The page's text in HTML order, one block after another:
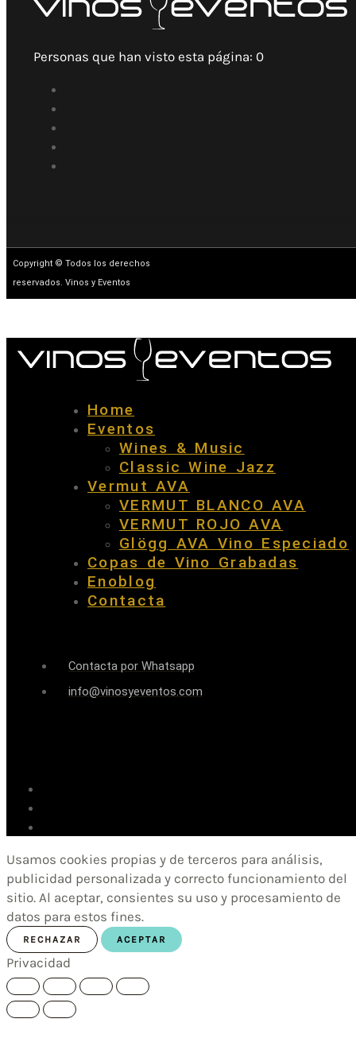
Personas que han visto esta página: 0
Copyright © Todos los derechos
reservados. Vinos y Eventos
Home
Eventos
Wines & Music
Classic Wine Jazz
Vermut AVA
VERMUT BLANCO AVA
VERMUT ROJO AVA
Glögg AVA Vino Especiado
Copas de Vino Grabadas
Enoblog
Contacta
Contacta por Whatsapp
info@vinosyeventos.com
Usamos cookies propias y de terceros para análisis,
publicidad personalizada y correcto funcionamiento del
sitio. Al aceptar, consientes su uso y procesamiento de
datos para estos fines.
RECHAZAR ACEPTAR
Privacidad